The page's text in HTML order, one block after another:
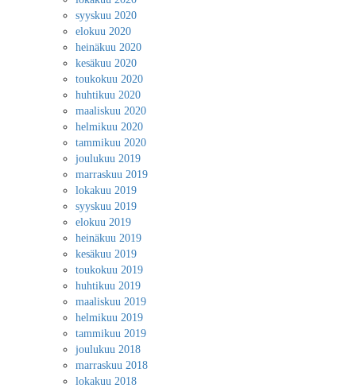
syyskuu 2020
elokuu 2020
heinäkuu 2020
kesäkuu 2020
toukokuu 2020
huhtikuu 2020
maaliskuu 2020
helmikuu 2020
tammikuu 2020
joulukuu 2019
marraskuu 2019
lokakuu 2019
syyskuu 2019
elokuu 2019
heinäkuu 2019
kesäkuu 2019
toukokuu 2019
huhtikuu 2019
maaliskuu 2019
helmikuu 2019
tammikuu 2019
joulukuu 2018
marraskuu 2018
lokakuu 2018